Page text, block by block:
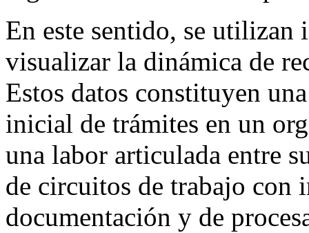
En este sentido, se utilizan
visualizar la dinámica de
Estos datos constituyen
inicial de trámites en un
una labor articulada entre
de circuitos de trabajo con
documentación y de